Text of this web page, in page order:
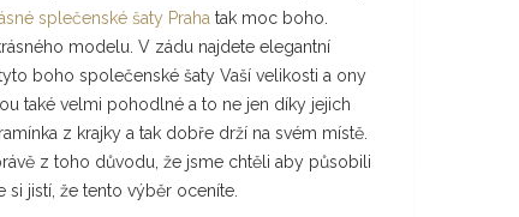
splečenské šaty Praha tak moc boho.
modelu. V zádu najdete elegantní
boho společenské šaty Vaší velikosti a ony
také velmi pohodlné a to ne jen díky jejich
z krajky a tak dobře drží na svém místě.
z toho důvodu, že jsme chtěli aby působili
jistí, že tento výběr oceníte.